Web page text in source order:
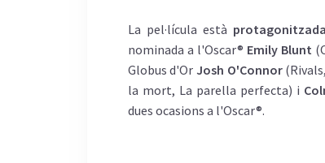
La pel·lícula està
nominada a l'Oscar® Emily Blunt
Globus d'Or Josh O'Connor
la mort, La parella perfecta) i
dues ocasions a l'Oscar®.